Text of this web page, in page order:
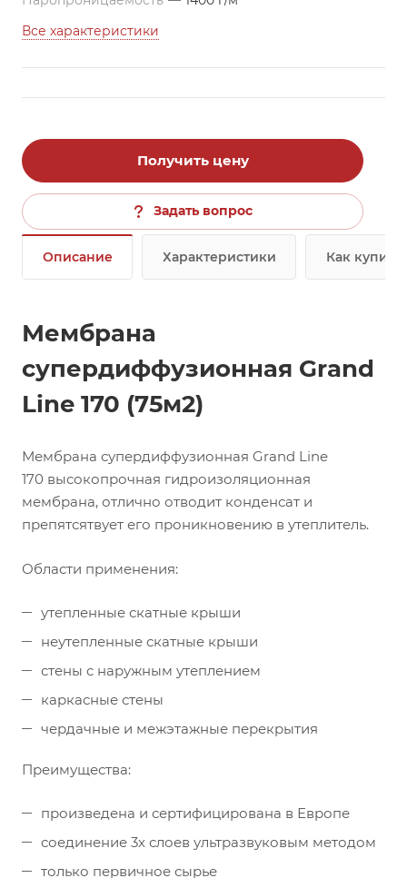
Все характеристики
Получить цену
Задать вопрос
Описание Характеристики Как купить
Мембрана
супердиффузионная Grand
Line 170 (75м2)
Мембрана супердиффузионная Grand Line
170 высокопрочная гидроизоляционная
мембрана, отлично отводит конденсат и
препятсятвует его проникновению в утеплитель.
Области применения:
утепленные скатные крыши
неутепленные скатные крыши
стены с наружным утеплением
каркасные стены
чердачные и межэтажные перекрытия
Преимущества:
произведена и сертифицирована в Европе
соединение 3х слоев ультразвуковым методом
только первичное сырье